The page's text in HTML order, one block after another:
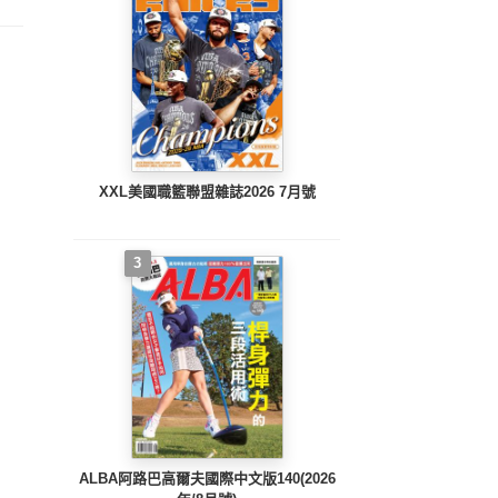
XXL美國職籃聯盟雜誌2026 7月號
3
ALBA阿路巴高爾夫國際中文版140(2026